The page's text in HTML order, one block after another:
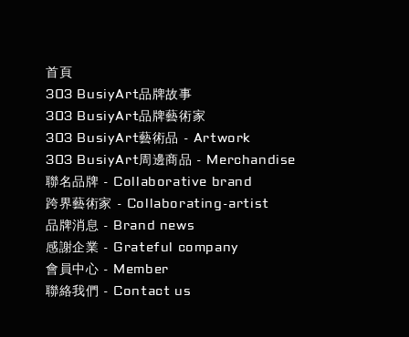
首頁
303 BusiyArt品牌故事
303 BusiyArt品牌藝術家
303 BusiyArt藝術品 - Artwork
303 BusiyArt周邊商品 - Merchandise
聯名品牌 - Collaborative brand
跨界藝術家 - Collaborating-artist
品牌消息 - Brand news
感謝企業 - Grateful company
會員中心 - Member
聯絡我們 - Contact us